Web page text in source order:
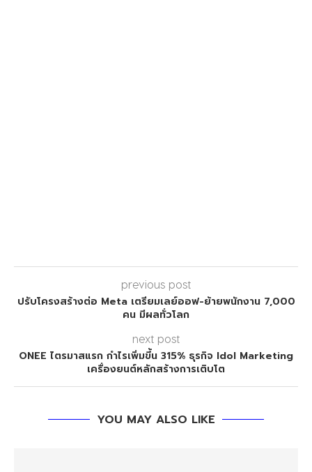
previous post
ปรับโครงสร้างต่อ Meta เตรียมเลย์ออฟ-ย้ายพนักงาน 7,000
คน มีผลทั่วโลก
next post
ONEE ไตรมาสแรก กำไรเพิ่มขึ้น 315% ธุรกิจ Idol Marketing
เครื่องยนต์หลักสร้างการเติบโต
YOU MAY ALSO LIKE